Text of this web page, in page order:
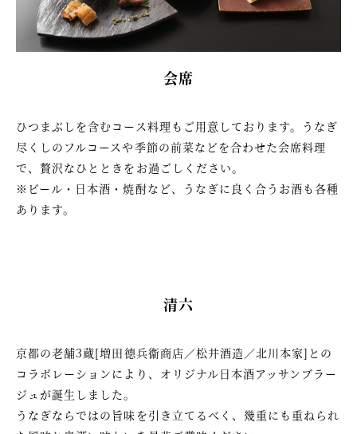
会席
ひつまぶしを含むコース料理もご用意しております。うなぎ
尽くしのフルコースや季節の前菜などを合わせた会席料理
で、贅沢なひとときをお過ごしください。
※ビール・日本酒・焼酎など、うなぎに良く合うお酒も各種
あります。
清六
京都の老舗3蔵[増田德兵衞商店／松井酒造／北川本家]との
コラボレーションにより、オリジナル日本酒アッサンブラー
ジュが誕生しました。
うなぎならではの旨味を引き立てるべく、幾重にも重ねられ